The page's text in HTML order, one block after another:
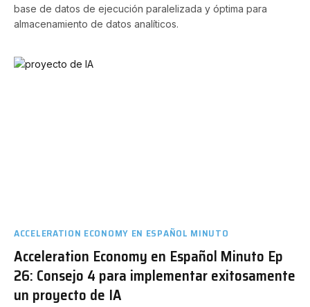
base de datos de ejecución paralelizada y óptima para
almacenamiento de datos analíticos.
ACCELERATION ECONOMY EN ESPAÑOL MINUTO
Acceleration Economy en Español Minuto Ep
26: Consejo 4 para implementar exitosamente
un proyecto de IA